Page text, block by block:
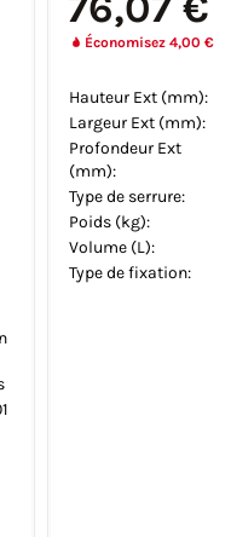
129,44 €
Hauteur Ext
(mm):
Largeur Ext
(mm):
Profondeur Ext
(mm):
Type de serrure: